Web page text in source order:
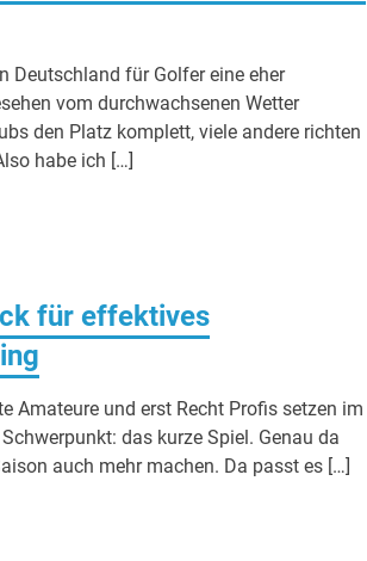
Deutschland für Golfer eine eher
vom durchwachsenen Wetter
den Platz komplett, viele andere richten
habe ich […]
für effektives
Amateure und erst Recht Profis setzen im
das kurze Spiel. Genau da
auch mehr machen. Da passt es […]